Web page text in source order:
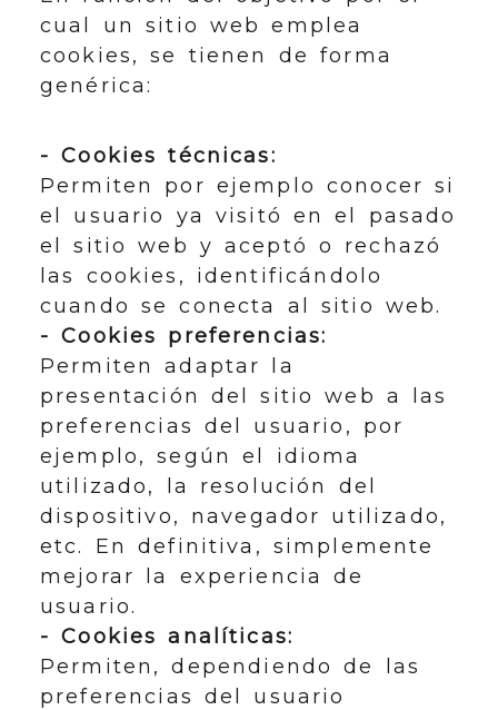
cual un sitio web emplea
cookies, se tienen de forma
genérica:
- Cookies técnicas:
Permiten por ejemplo conocer si
el usuario ya visitó en el pasado
el sitio web y aceptó o rechazó
las cookies, identificándolo
cuando se conecta al sitio web.
- Cookies preferencias:
Permiten adaptar la
presentación del sitio web a las
preferencias del usuario, por
ejemplo, según el idioma
utilizado, la resolución del
dispositivo, navegador utilizado,
etc. En definitiva, simplemente
mejorar la experiencia de
usuario.
- Cookies analíticas:
Permiten, dependiendo de las
preferencias del usuario